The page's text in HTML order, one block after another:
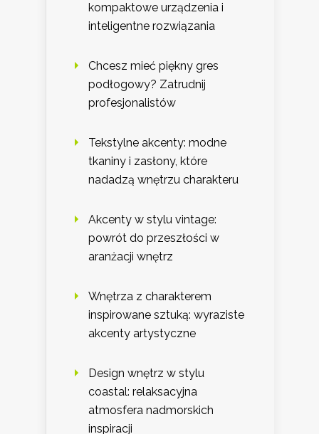
kompaktowe urządzenia i
inteligentne rozwiązania
Chcesz mieć piękny gres
podłogowy? Zatrudnij
profesjonalistów
Tekstylne akcenty: modne
tkaniny i zasłony, które
nadadzą wnętrzu charakteru
Akcenty w stylu vintage:
powrót do przeszłości w
aranżacji wnętrz
Wnętrza z charakterem
inspirowane sztuką: wyraziste
akcenty artystyczne
Design wnętrz w stylu
coastal: relaksacyjna
atmosfera nadmorskich
inspiracji